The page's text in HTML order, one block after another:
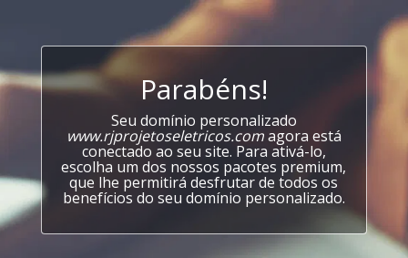
Parabéns!
Seu domínio personalizado
www.rjprojetoseletricos.comagora está
conectado ao seu site. Para ativá-lo,
escolha um dos nossos pacotes premium,
que lhe permitirá desfrutar de todos os
benefícios do seu domínio personalizado.